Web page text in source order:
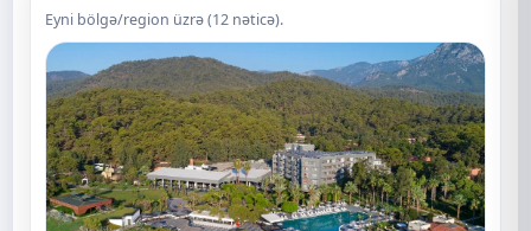
Eyni bölgə/region üzrə (12 nəticə).